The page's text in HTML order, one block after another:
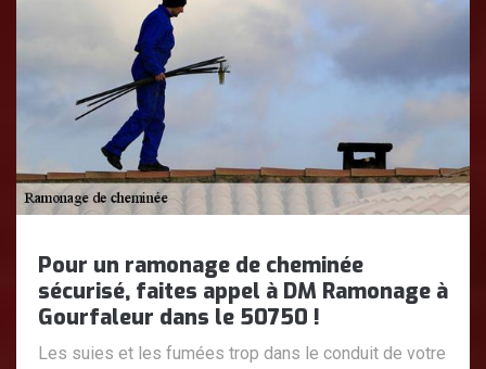
Pour un ramonage de cheminée
sécurisé, faites appel à DM Ramonage à
Gourfaleur dans le 50750 !
Les suies et les fumées trop dans le conduit de votre